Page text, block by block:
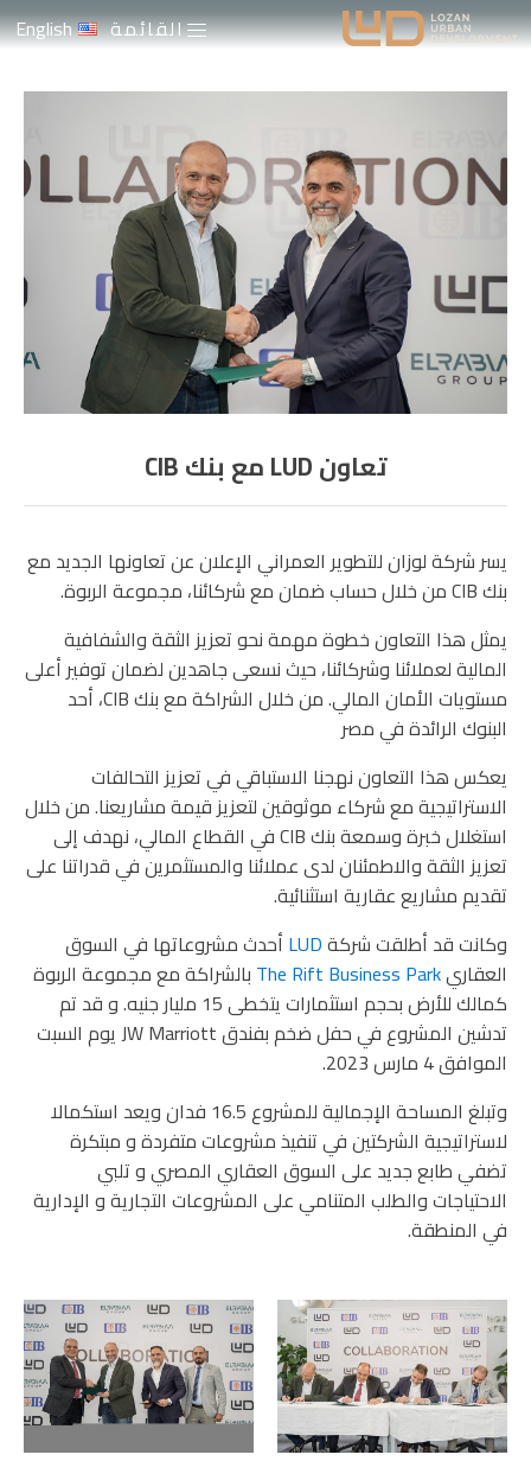
القائمة English
تعاون LUD مع بنك CIB
يسر شركة لوزان للتطوير العمراني الإعلان عن تعاونها الجديد مع
بنك CIB من خلال حساب ضمان مع شركائنا، مجموعة الربوة.
يمثل هذا التعاون خطوة مهمة نحو تعزيز الثقة والشفافية
المالية لعملائنا وشركائنا، حيث نسعى جاهدين لضمان توفير أعلى
مستويات الأمان المالي. من خلال الشراكة مع بنك CIB، أحد
البنوك الرائدة في مصر
يعكس هذا التعاون نهجنا الاستباقي في تعزيز التحالفات
الاستراتيجية مع شركاء موثوقين لتعزيز قيمة مشاريعنا. من خلال
استغلال خبرة وسمعة بنك CIB في القطاع المالي، نهدف إلى
تعزيز الثقة والاطمئنان لدى عملائنا والمستثمرين في قدراتنا على
تقديم مشاريع عقارية استثنائية.
وكانت قد أطلقتشركةLUD أحدث مشروعاتها في السوق
العقاريThe Rift Business Park بالشراكة مع مجموعة الربوة
كمالك للأرض بحجم استثمارات يتخطى 15 مليار جنيه. و قد تم
تدشين المشروع في حفل ضخم بفندق JW Marriott يوم السبت
الموافق 4 مارس 2023.
وتبلغ المساحة الإجمالية للمشروع 16.5 فدان ويعد استكمالا
لاستراتيجية الشركتين في تنفيذ مشروعات متفردة و مبتكرة
تضفي طابع جديد على السوق العقاري المصري و تلبي
الاحتياجات والطلب المتنامي على المشروعات التجارية و الإدارية
في المنطقة.